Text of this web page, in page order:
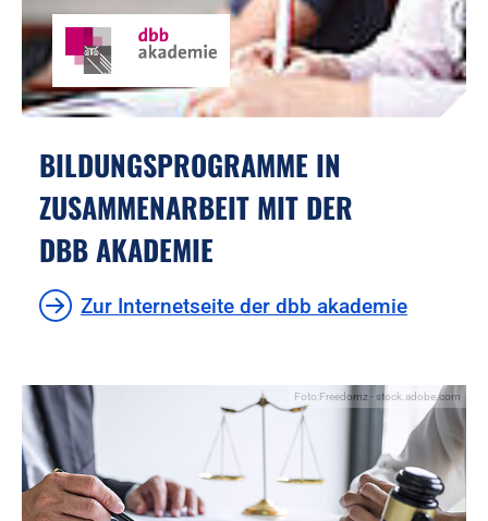
BILDUNGSPROGRAMME IN
ZUSAMMENARBEIT MIT DER
DBB AKADEMIE
Zur Internetseite der dbb akademie
Foto:Freedomz - stock.adobe.com